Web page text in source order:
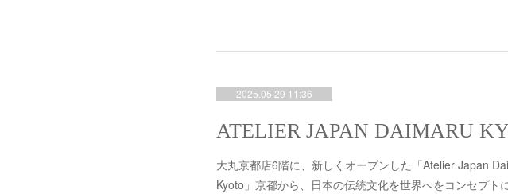
2025.05.29 11:36
大丸京都店6階に、新しくオープンした「Atelier Japan
Kyoto」京都から、日本の伝統文化を世界へをコンセプト